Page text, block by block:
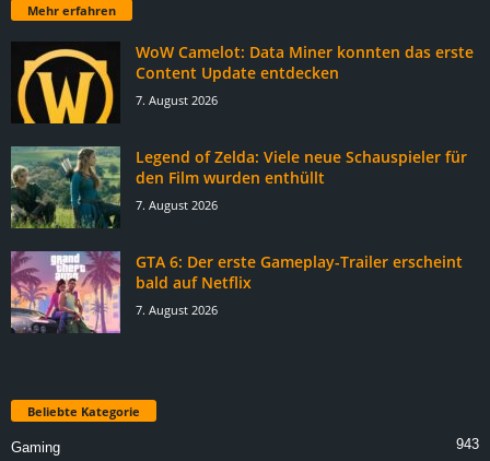
Mehr erfahren
WoW Camelot: Data Miner konnten das erste
Content Update entdecken
7. August 2026
Legend of Zelda: Viele neue Schauspieler für
den Film wurden enthüllt
7. August 2026
GTA 6: Der erste Gameplay-Trailer erscheint
bald auf Netflix
7. August 2026
Beliebte Kategorie
Gaming 943